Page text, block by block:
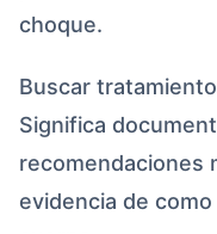
choque.
Buscar
Significa
recomendaciones
evidencia de